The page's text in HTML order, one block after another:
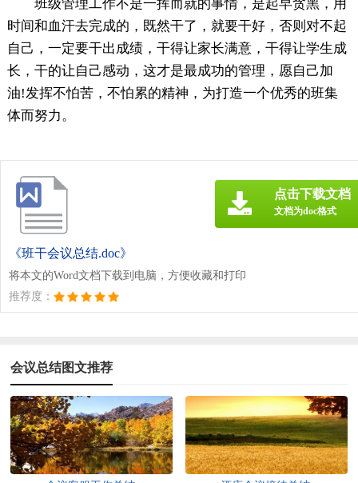
班级管理工作不是一挥而就的事情，是起早贪黑，用
时间和血汗去完成的，既然干了，就要干好，否则对不起
自己，一定要干出成绩，干得让家长满意，干得让学生成
长，干的让自己感动，这才是最成功的管理，愿自己加
油!发挥不怕苦，不怕累的精神，为打造一个优秀的班集
体而努力。
《班干会议总结.doc》
将本文的Word文档下载到电脑，方便收藏和打印
推荐度：
点击下载文档
文档为doc格式
会议总结图文推荐